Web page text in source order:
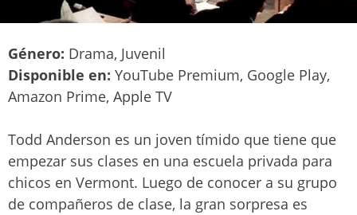
Género: Drama, Juvenil
Disponible en: YouTube Premium, Google Play,
Amazon Prime, Apple TV
Todd Anderson es un joven tímido que tiene que
empezar sus clases en una escuela privada para
chicos en Vermont. Luego de conocer a su grupo
de compañeros de clase, la gran sorpresa es